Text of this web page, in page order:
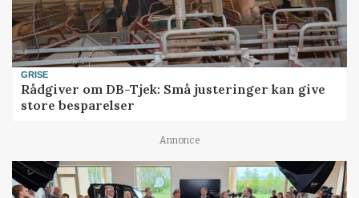
GRISE
Rådgiver om DB-Tjek: Små justeringer kan give
store besparelser
Annonce